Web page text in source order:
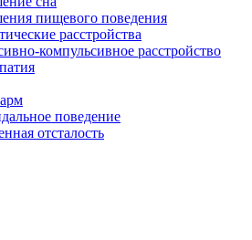
пищевого поведения
расстройства
компульсивное расстройство
поведение
отсталость